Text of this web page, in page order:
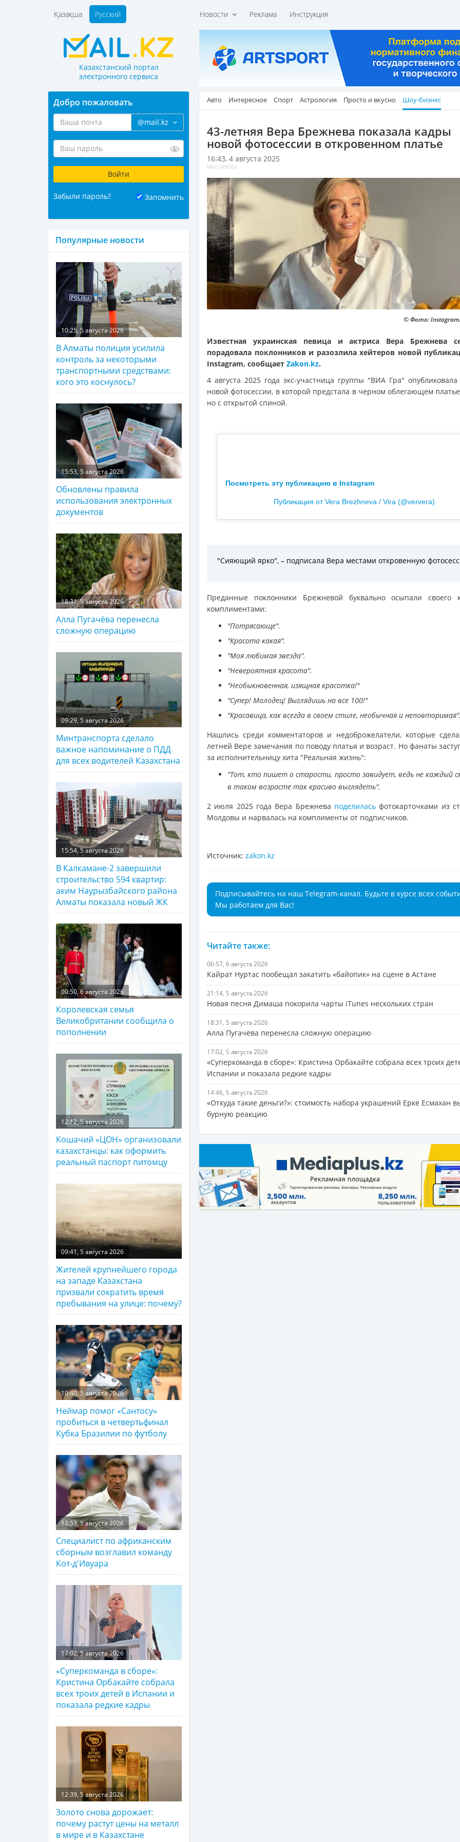
Новости Реклама Инструкция
Қазақша Русский
Казахстанский портал
электронного сервиса
Авто Интересное Спорт Астрология Просто и вкусно Шоу-бизнес
43-летняя Вера Брежнева показала кадры
новой фотосессии в откровенном платье
16:43, 4 августа 2025
MKZ: 1496353
© Фото:
Известная украинская певица и актриса Вера Брежнева
порадовала поклонников и разозлила хейтеров новой
Instagram, сообщает Zakon.kz.
4 августа 2025 года экс-участница группы "ВИА Гра"
новой фотосессии, в которой предстала в черном облегающем
но с открытой спиной.
Посмотреть эту публикацию в Instagram
Публикация от Vera Brezhneva / Vira (@ververa)
"Сияющий ярко", – подписала Вера местами откровенную
Преданные поклонники Брежневой буквально осыпали своего
комплиментами:
"Потрясающе".
"Красота какая".
"Моя любимая звезда".
"Невероятная красота".
"Необыкновенная, изящная красотка!"
"Супер! Молодец! Выглядишь на все 100!"
"Красавица, как всегда в своем стиле, необычная и неповторимая".
Нашлись среди комментаторов и недоброжелатели, которые
летней Вере замечания по поводу платья и возраст. Но фанаты
за исполнительницу хита "Реальная жизнь":
"Тот, кто пишет о старости, просто завидует, ведь не каждый
в таком возрасте так красиво выглядеть".
2 июля 2025 года Вера Брежнева поделилась фотокарточками из
Молдовы и нарвалась на комплименты от подписчиков.
Источник: zakon.kz
Подписывайтесь на наш Telegram-канал. Будьте в курсе всех
Мы работаем для Вас!
Читайте также:
06:57, 6 августа 2026
Кайрат Нуртас пообещал закатить «байопик» на сцене в Астане
21:14, 5 августа 2026
Новая песня Димаша покорила чарты iTunes нескольких стран
18:31, 5 августа 2026
Алла Пугачёва перенесла сложную операцию
17:02, 5 августа 2026
«Суперкоманда в сборе»: Кристина Орбакайте собрала всех троих
Испании и показала редкие кадры
14:46, 5 августа 2026
«Откуда такие деньги?»: стоимость набора украшений Ерке Есмахан
бурную реакцию
Добро пожаловать
@mail.kz
Забыли пароль? Запомнить
Популярные новости
10:25, 5 августа 2026
В Алматы полиция усилила
контроль за некоторыми
транспортными средствами:
кого это коснулось?
15:53, 5 августа 2026
Обновлены правила
использования электронных
документов
18:31, 5 августа 2026
Алла Пугачёва перенесла
сложную операцию
09:29, 5 августа 2026
Минтранспорта сделало
важное напоминание о ПДД
для всех водителей Казахстана
15:54, 5 августа 2026
В Калкамане-2 завершили
строительство 594 квартир:
аким Наурызбайского района
Алматы показала новый ЖК
00:50, 6 августа 2026
Королевская семья
Великобритании сообщила о
пополнении
12:12, 5 августа 2026
Кошачий «ЦОН» организовали
казахстанцы: как оформить
реальный паспорт питомцу
09:41, 5 августа 2026
Жителей крупнейшего города
на западе Казахстана
призвали сократить время
пребывания на улице: почему?
10:40, 5 августа 2026
Неймар помог «Сантосу»
пробиться в четвертьфинал
Кубка Бразилии по футболу
12:53, 5 августа 2026
Специалист по африканским
сборным возглавил команду
Кот-д'Ивуара
17:02, 5 августа 2026
«Суперкоманда в сборе»:
Кристина Орбакайте собрала
всех троих детей в Испании и
показала редкие кадры
12:39, 5 августа 2026
Золото снова дорожает:
почему растут цены на металл
в мире и в Казахстане